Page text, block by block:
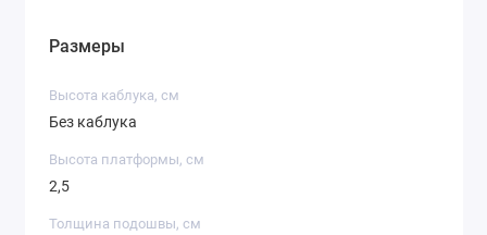
Размеры
Высота каблука, см
Без каблука
Высота платформы, см
2,5
Толщина подошвы, см